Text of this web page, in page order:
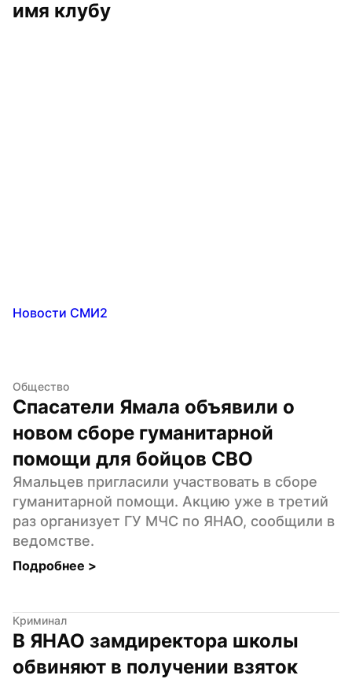
имя клубу
Новости СМИ2
Общество
Спасатели Ямала объявили о
новом сборе гуманитарной
помощи для бойцов СВО
Ямальцев пригласили участвовать в сборе
гуманитарной помощи. Акцию уже в третий
раз организует ГУ МЧС по ЯНАО, сообщили в
ведомстве.
Подробнее >
Криминал
В ЯНАО замдиректора школы
обвиняют в получении взяток